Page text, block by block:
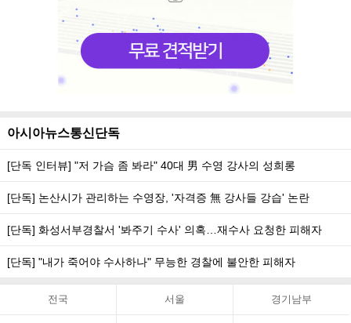
아시아뉴스통신단독
[단독 인터뷰] "저 가슴 좀 봐라" 40대 男 수영 강사의 성희롱
[단독] 논산시가 관리하는 수영장, '자격증 無 강사들 강습' 논란
[단독] 화성서부경찰서 '봐주기 수사' 의혹…재수사 요청한 피해자
[단독] "내가 죽어야 수사하나" 무능한 경찰에 불안한 피해자
전국 서울 경기남부